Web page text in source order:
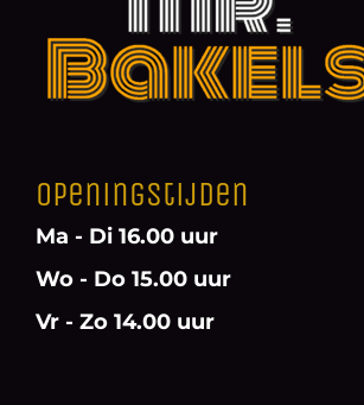
Openingstijden
Ma - Di 16.00 uur
Wo - Do 15.00 uur
Vr - Zo 14.00 uur